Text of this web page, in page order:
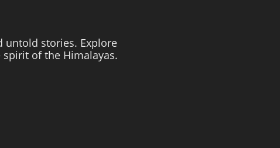
untold stories. Explore
of the Himalayas.